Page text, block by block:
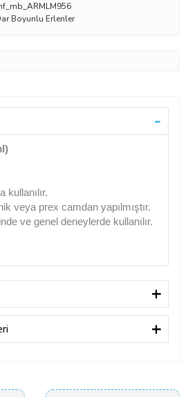
Boyunlu Erlenler
kullanılır.
veya prex camdan yapılmıştır.
ve genel deneylerde kullanılır.
ilk yorumu siz yapın!